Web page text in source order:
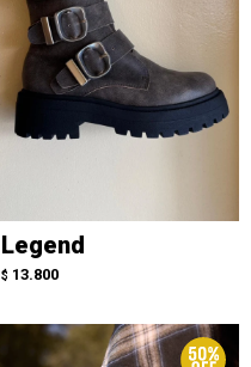
Legend
$ 13.800